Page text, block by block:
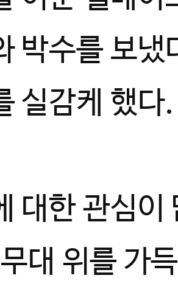
박수를 보
실감케 했다.
대한 관심이
대 위를 가